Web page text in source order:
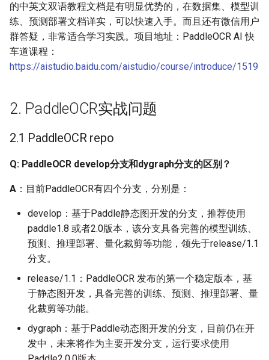
Q: 某个类别的样本比较
少，通过增加训练的迭代
次数或者是epoch，变相
增加小样本的数目，这样
能缓解这个问题么？
Q：文本检测换成自己的
数据没法训练，有一
些”###”是什么意思？
Q：如何调试数据读取程
Q：中文文本检测、文本
识别构建训练集的话，大
概需要多少数据量
Q: config yml文件中的
ratio_list参数的作用是什
么？
Q: iaa里面添加的数据增强
方式，是每张图像训练都
会做增强还是随机的？如
的中英文双语教程文档是有明显优势的，在数据集、模型训
练、预测部署文档详实，可以快速入手。而且还有微信用户
群答疑，非常适合学习实践。项目地址：PaddleOCR AI 快
车道课程：
https://aistudio.baidu.com/aistudio/course/introduce/1519
2. PaddleOCR实战问题
2.1 PaddleOCR repo
Q: PaddleOCR develop分支和dygraph分支的区别？
A ：目前PaddleOCR有四个分支，分别是：
develop：基于Paddle静态图开发的分支，推荐使用
paddle1.8 或者2.0版本，该分支具备完善的模型训练、
预测、推理部署、量化裁剪等功能，领先于release/1.1
分支。
release/1.1：PaddleOCR 发布的第一个稳定版本，基
于静态图开发，具备完善的训练、预测、推理部署、量
化裁剪等功能。
dygraph：基于Paddle动态图开发的分支，目前仍在开
发中，未来将作为主要开发分支，运行要求使用